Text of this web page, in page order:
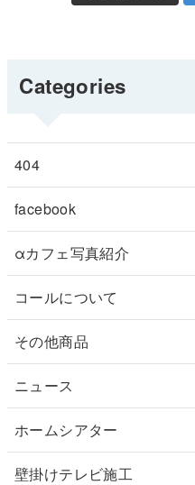
Categories
404
facebook
αカフェ写真紹介
コールについて
その他商品
ニュース
ホームシアター
壁掛けテレビ施工